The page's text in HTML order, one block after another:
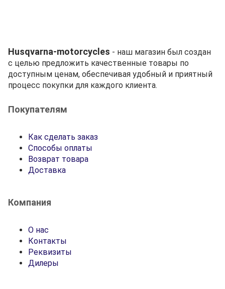
Husqvarna-motorcycles - наш магазин был создан
с целью предложить качественные товары по
доступным ценам, обеспечивая удобный и приятный
процесс покупки для каждого клиента.
Покупателям
Как сделать заказ
Способы оплаты
Возврат товара
Доставка
Компания
О нас
Контакты
Реквизиты
Дилеры